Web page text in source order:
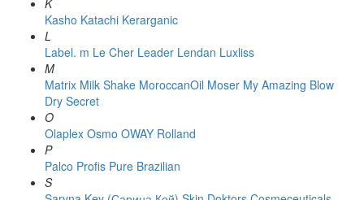
K
Kasho Katachi Kerarganic
L
Label. m Le Cher Leader Lendan Luxliss
M
Matrix Milk Shake MoroccanOil Moser My Amazing Blow
Dry Secret
O
Olaplex Osmo OWAY Rolland
P
Palco Profis Pure Brazilian
S